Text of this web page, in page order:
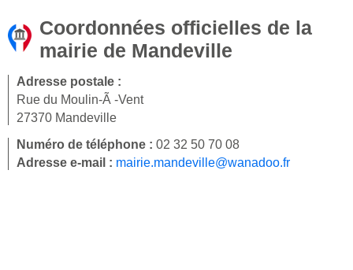
Coordonnées officielles de la
mairie de Mandeville
Adresse postale :
Rue du Moulin-Ã -Vent
27370 Mandeville
Numéro de téléphone : 02 32 50 70 08
Adresse e-mail : mairie.mandeville@wanadoo.fr